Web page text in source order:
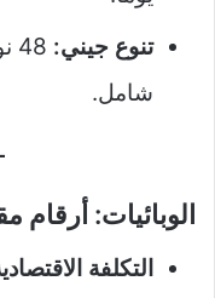
تنوع جيني:
شامل.
الوبائيات: أرقام
التكلفة